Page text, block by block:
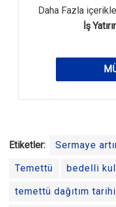
Daha Fazla
İş
Etiketler: Sermaye
Temettü bedelli
temettü dağıtım tarihi